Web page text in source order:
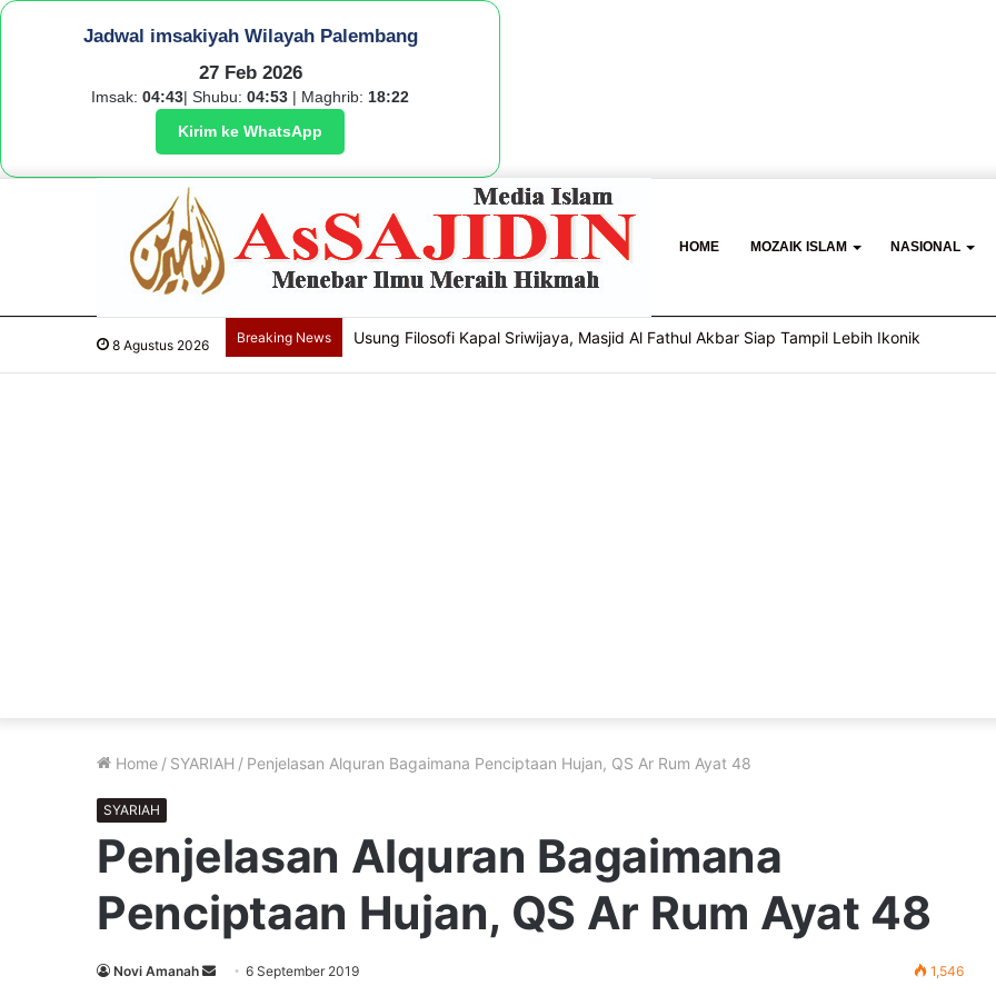
Jadwal imsakiyah Wilayah Palembang
27 Feb 2026
Imsak: 04:43| Shubu: 04:53 | Maghrib: 18:22
Kirim ke WhatsApp
HOME MOZAIK ISLAM NASIONAL
8 Agustus 2026 Breaking News Cegah Kekerasan Berbasis Gender Online, Pemkot Palembang Gelar Pelatihan Literasi
Home / SYARIAH / Penjelasan Alquran Bagaimana Penciptaan Hujan, QS Ar Rum Ayat 48
SYARIAH
Penjelasan Alquran Bagaimana
Penciptaan Hujan, QS Ar Rum Ayat 48
Novi Amanah
Send6 September 2019 1,546